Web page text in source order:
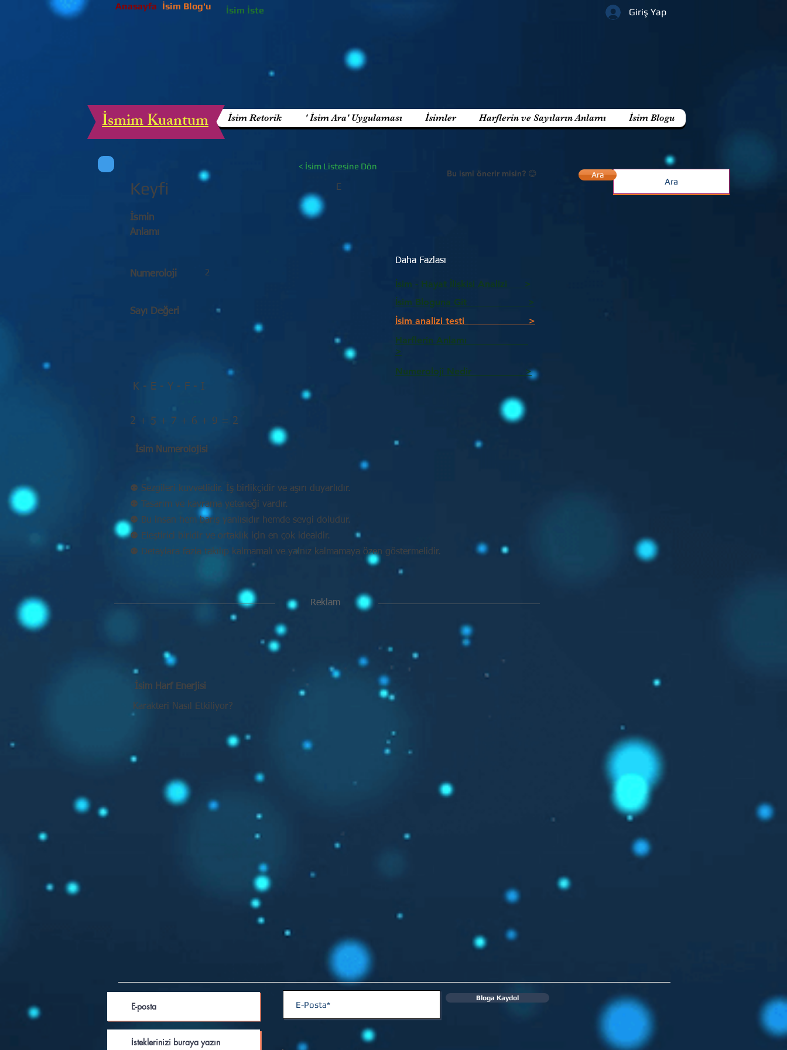
Anasayfa
Giriş Yap
İsim Blog'u İsim İste
İsim Retorik ' İsim Ara' Uygulaması İsimler Harflerin ve Sayıların Anlamı İsim Blogu
İsmim Kuantum
< İsim Listesine Dön
Keyfi E
Bu ismi önerir misin? 😊
İsmin
Anlamı
Numeroloji 2
Sayı Değeri
K - E - Y - F - I
Daha Fazlası
İsim - Hayat İlişkisi Analizi >
İsim Bloguna Git >
İsim analizi testi >
Harflerin Anlamı
>
Numeroloji Nedir_________ >
2 + 5 + 7 + 6 + 9 = 2
İsim Numerolojisi
⚉ Sezgileri kuvvetlidir. İş birlikçidir ve aşırı duyarlıdır.
⚉ Tasarım ve kavrama yeteneği vardır.
⚉ Bu insan hem barış yanlısıdır hemde sevgi doludur.
⚉ Eleştirici biridir ve ortaklık için en çok idealdir.
⚉ Detaylara fazla takılıp kalmamalı ve yalnız kalmamaya özen göstermelidir.
Reklam
İsim Harf Enerjisi
Karakteri Nasıl Etkiliyor?
Ara
Bloga Kaydol